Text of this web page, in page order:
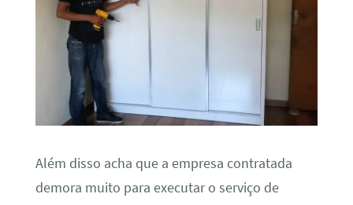
Além disso acha que a empresa contratada
demora muito para executar o serviço de